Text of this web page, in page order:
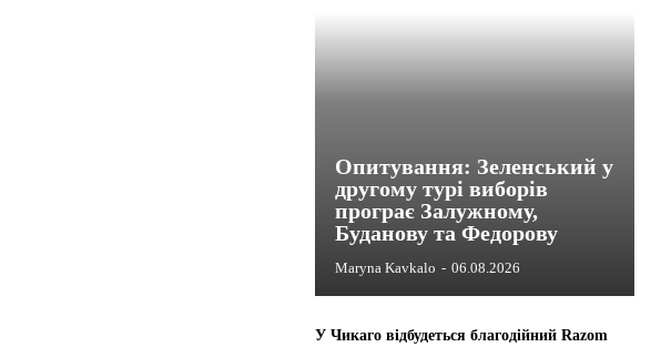
Опитування: Зеленський у
другому турі виборів
програє Залужному,
Буданову та Федорову
Maryna Kavkalo - 06.08.2026
У Чикаго відбудеться благодійний Razom